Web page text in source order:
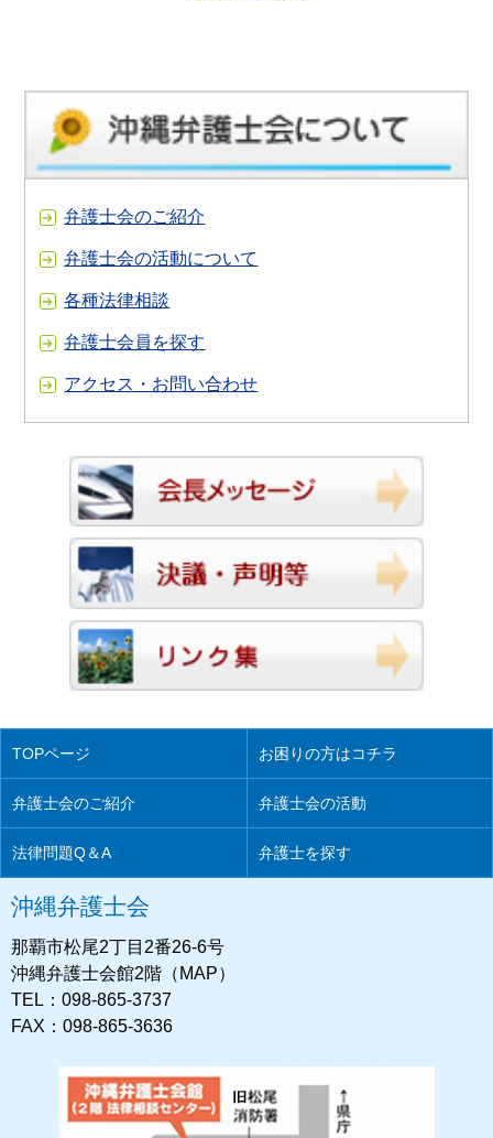
弁護士会のご紹介
弁護士会の活動について
各種法律相談
弁護士会員を探す
アクセス・お問い合わせ
TOPページ お困りの方はコチラ
弁護士会のご紹介 弁護士会の活動
法律問題Q＆A 弁護士を探す
沖縄弁護士会
那覇市松尾2丁目2番26-6号
沖縄弁護士会館2階（MAP）
TEL：098-865-3737
FAX：098-865-3636